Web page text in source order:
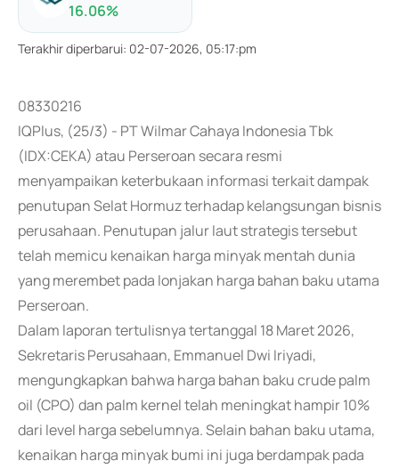
16.06%
Terakhir diperbarui: 02-07-2026, 05:17:pm
08330216
IQPlus, (25/3) - PT Wilmar Cahaya Indonesia Tbk
(IDX:CEKA) atau Perseroan secara resmi
menyampaikan keterbukaan informasi terkait dampak
penutupan Selat Hormuz terhadap kelangsungan bisnis
perusahaan. Penutupan jalur laut strategis tersebut
telah memicu kenaikan harga minyak mentah dunia
yang merembet pada lonjakan harga bahan baku utama
Perseroan.
Dalam laporan tertulisnya tertanggal 18 Maret 2026,
Sekretaris Perusahaan, Emmanuel Dwi Iriyadi,
mengungkapkan bahwa harga bahan baku crude palm
oil (CPO) dan palm kernel telah meningkat hampir 10%
dari level harga sebelumnya. Selain bahan baku utama,
kenaikan harga minyak bumi ini juga berdampak pada